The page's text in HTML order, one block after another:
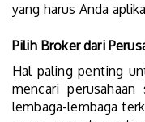
yang harus Anda
Pilih Broker dari
Hal paling penting
mencari
lembaga-lembaga